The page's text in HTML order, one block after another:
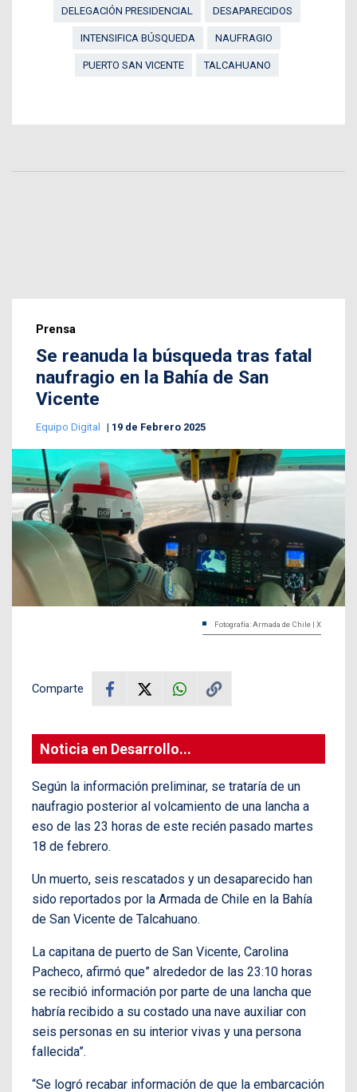
DELEGACIÓN PRESIDENCIAL DESAPARECIDOS
INTENSIFICA BÚSQUEDA NAUFRAGIO
PUERTO SAN VICENTE TALCAHUANO
Prensa
Se reanuda la búsqueda tras fatal
naufragio en la Bahía de San
Vicente
Equipo Digital 19 de Febrero 2025
Fotografía: Armada de Chile | X
Comparte
Noticia en Desarrollo...
Según la información preliminar, se trataría de un
naufragio posterior al volcamiento de una lancha a
eso de las 23 horas de este recién pasado martes
18 de febrero.
Un muerto, seis rescatados y un desaparecido han
sido reportados por la Armada de Chile en la Bahía
de San Vicente de Talcahuano.
La capitana de puerto de San Vicente, Carolina
Pacheco, afirmó que” alrededor de las 23:10 horas
se recibió información por parte de una lancha que
habría recibido a su costado una nave auxiliar con
seis personas en su interior vivas y una persona
fallecida”.
“Se logró recabar información de que la embarcación